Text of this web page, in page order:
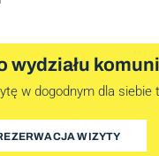
wydziału
w dogodnym dla siebie
WIZYTY